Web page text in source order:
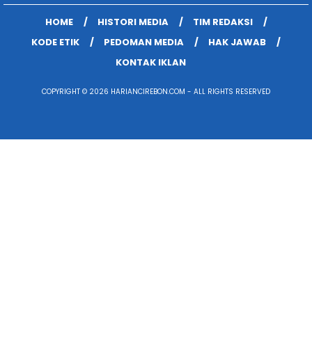
HOME HISTORI MEDIA
TIM REDAKSI
KODE ETIK
PEDOMAN MEDIA
HAK JAWAB
KONTAK IKLAN
COPYRIGHT © 2026 HARIANCIREBON.COM - ALL RIGHTS RESERVED